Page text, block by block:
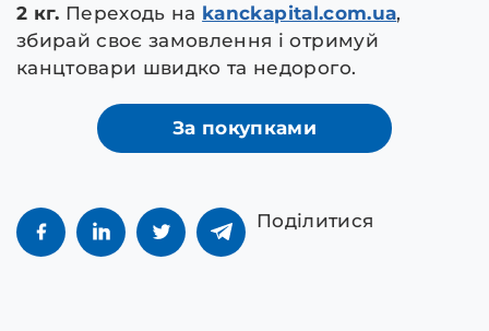
2 кг. Переходь на kanckapital.com.ua,
збирай своє замовлення і отримуй
канцтовари швидко та недорого.
За покупками
Поділитися